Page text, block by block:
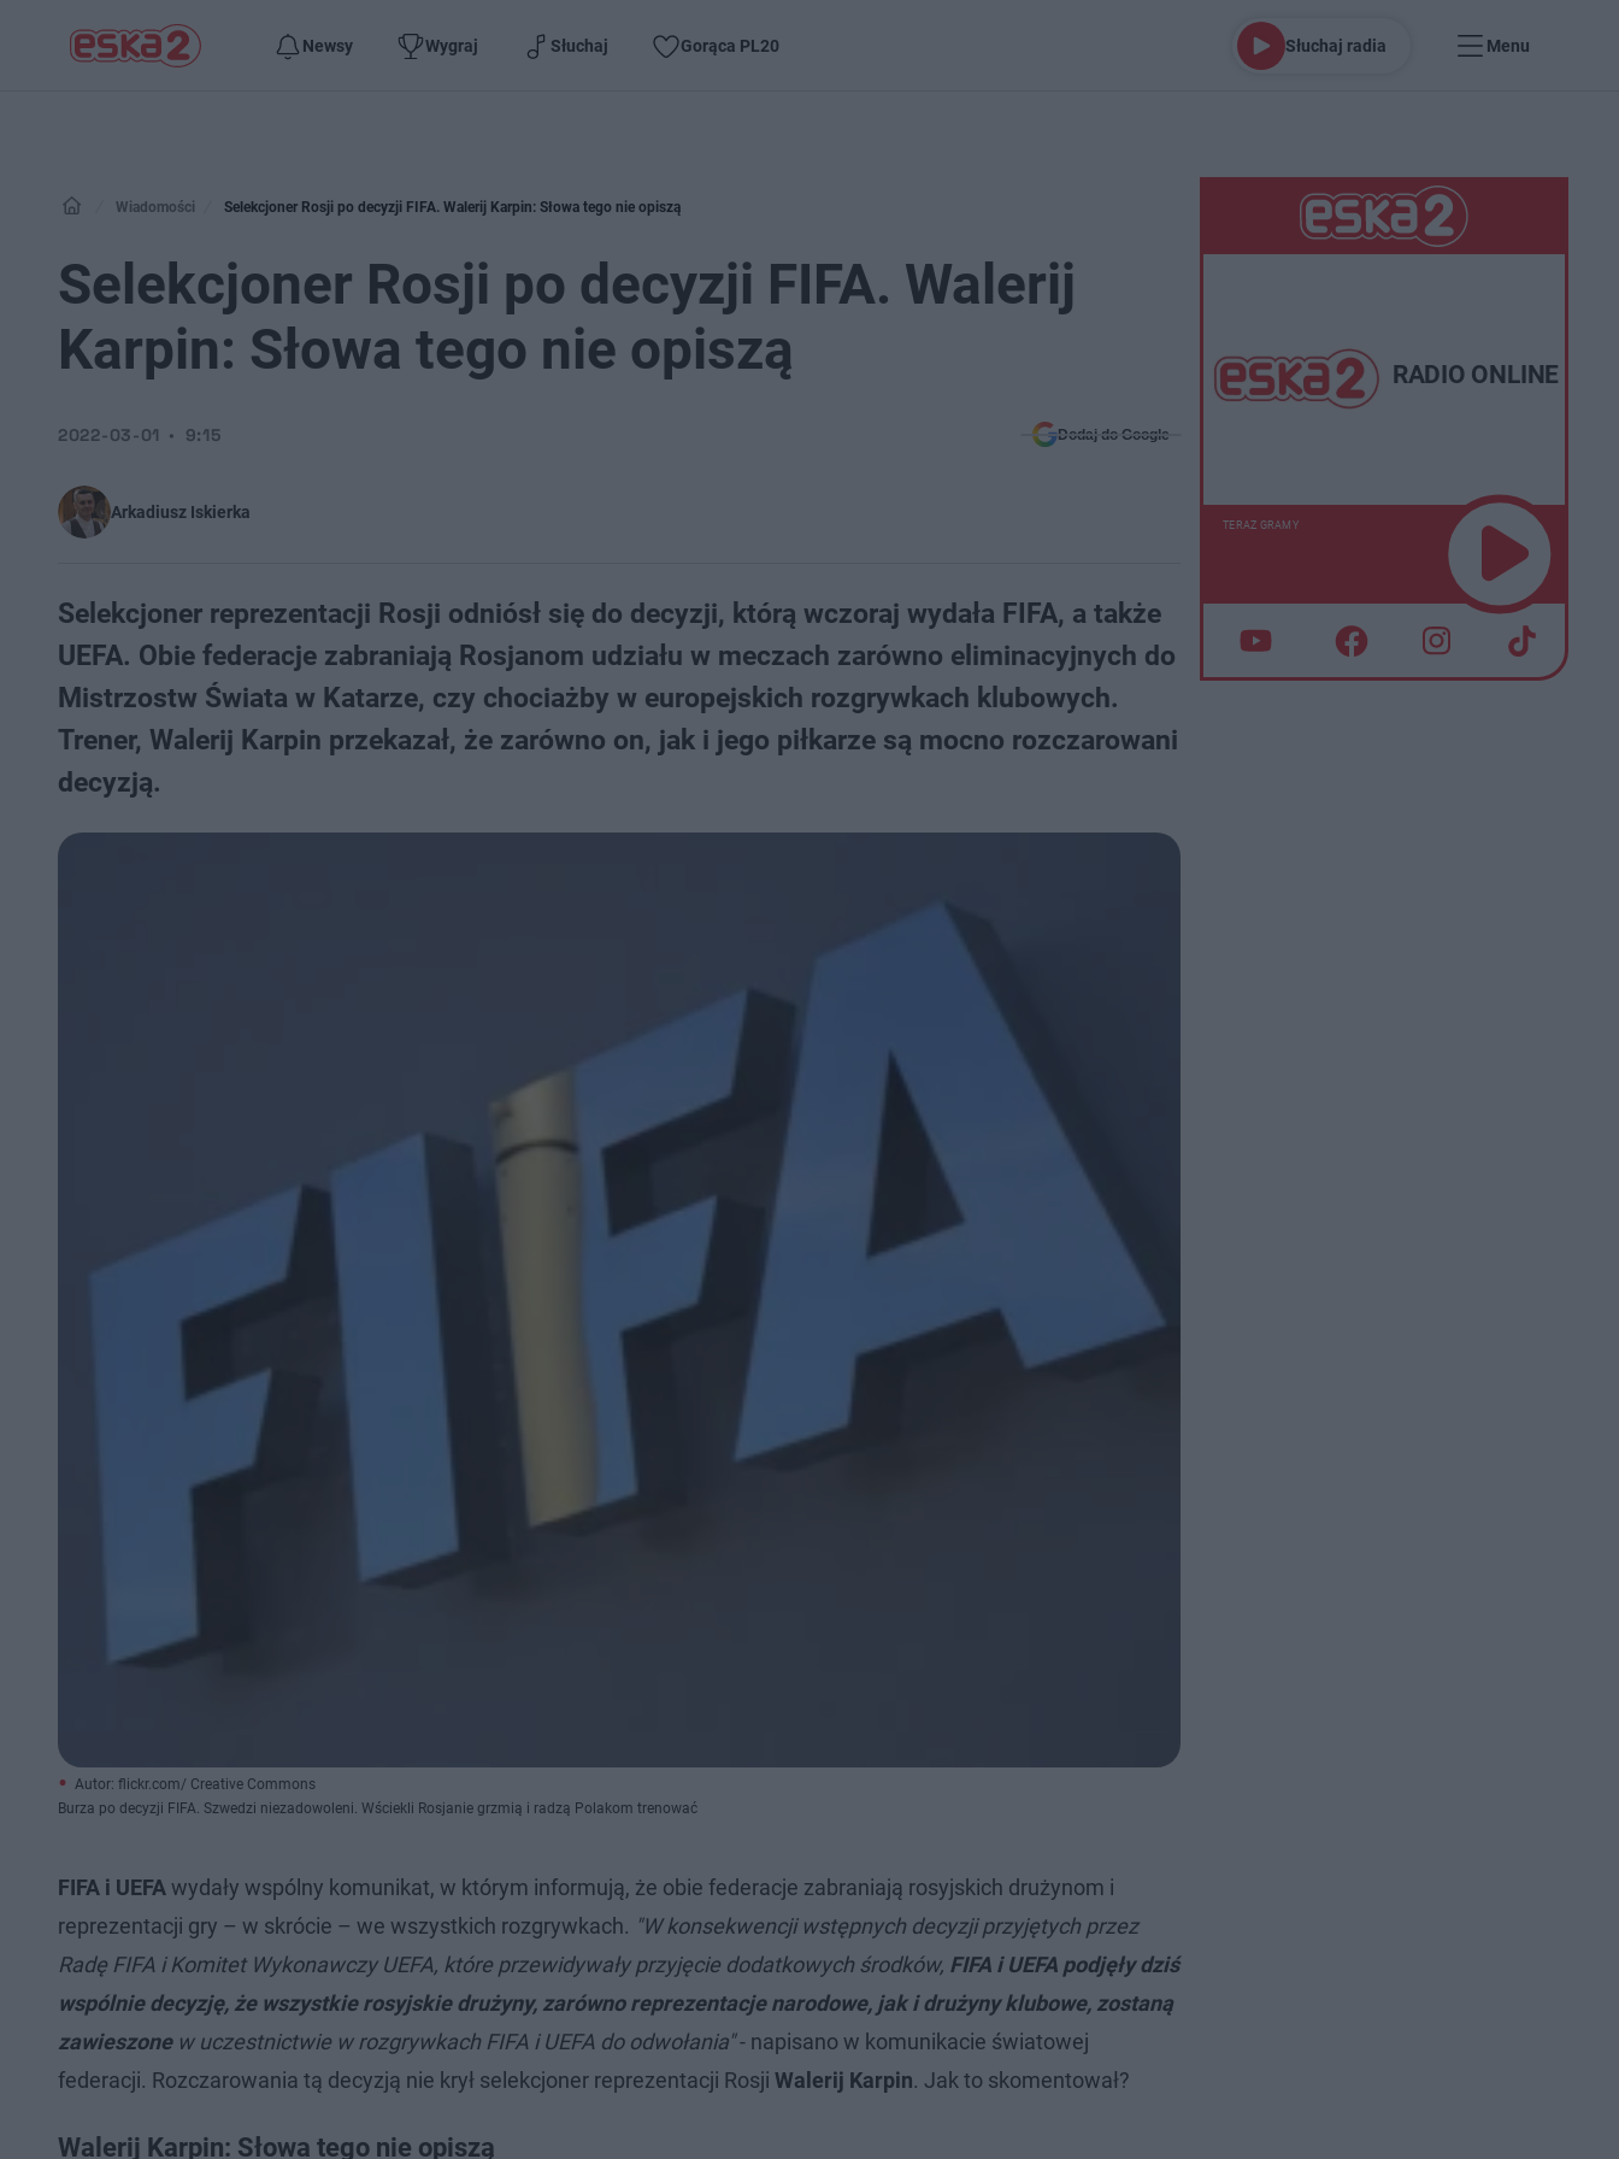
Newsy Wygraj Słuchaj Gorąca PL20 Słuchaj radia Menu
Wiadomości Selekcjoner Rosji po decyzji FIFA. Walerij Karpin: Słowa tego nie opiszą
Selekcjoner Rosji po decyzji FIFA. Walerij
Karpin: Słowa tego nie opiszą
Arkadiusz Iskierka
2022-03-01 9:15 Dodaj do Google
Selekcjoner reprezentacji Rosji odniósł się do decyzji, którą wczoraj wydała FIFA, a także
UEFA. Obie federacje zabraniają Rosjanom udziału w meczach zarówno eliminacyjnych do
Mistrzostw Świata w Katarze, czy chociażby w europejskich rozgrywkach klubowych.
Trener, Walerij Karpin przekazał, że zarówno on, jak i jego piłkarze są mocno rozczarowani
decyzją.
Autor: flickr.com/ Creative Commons
Burza po decyzji FIFA. Szwedzi niezadowoleni. Wściekli Rosjanie grzmią i radzą Polakom trenować
FIFA i UEFAwydały wspólny komunikat, w którym informują, że obie federacje zabraniają rosyjskich drużynom i
reprezentacji gry – w skrócie – we wszystkich rozgrywkach. "W konsekwencji wstępnych decyzji przyjętych przez
Radę FIFA i Komitet Wykonawczy UEFA, które przewidywały przyjęcie dodatkowych środków, FIFA i UEFA podjęły dziś
wspólnie decyzję, że wszystkie rosyjskie drużyny, zarówno reprezentacje narodowe, jak i drużyny klubowe, zostaną
zawieszonew uczestnictwie w rozgrywkach FIFA i UEFA do odwołania"- napisano w komunikacie światowej
federacji. Rozczarowania tą decyzją nie krył selekcjoner reprezentacji Rosji Walerij Karpin. Jak to skomentował?
Walerij Karpin: Słowa tego nie opiszą
RADIO ONLINE
TERAZ GRAMY